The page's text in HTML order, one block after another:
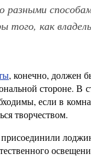
того, как
, конечно, должен
стороне. В
если в
творчеством.